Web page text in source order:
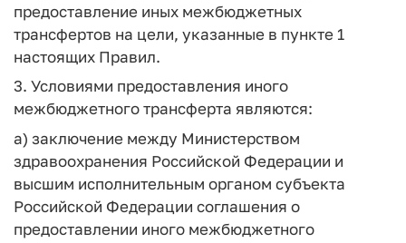
предоставление иных межбюджетных
трансфертов на цели, указанные в пункте 1
настоящих Правил.
3. Условиями предоставления иного
межбюджетного трансферта являются:
а) заключение между Министерством
здравоохранения Российской Федерации и
высшим исполнительным органом субъекта
Российской Федерации соглашения о
предоставлении иного межбюджетного